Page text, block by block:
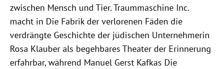
zwischen Mensch und Tier. Traummaschine Inc.
macht in Die Fabrik der verlorenen Fäden die
verdrängte Geschichte der jüdischen Unternehmerin
Rosa Klauber als begehbares Theater der Erinnerung
erfahrbar, während Manuel Gerst Kafkas Die